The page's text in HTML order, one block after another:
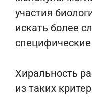
участия
искать более
Хиральность
из таких